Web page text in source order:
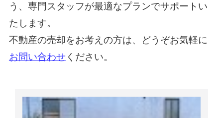
う、専門スタッフが最適なプランでサポートい
たします。
不動産の売却をお考えの方は、どうぞお気軽に
お問い合わせ ください。